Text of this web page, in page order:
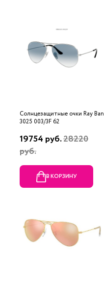
Солнцезащитные очки Ray Ban
3025 003/3F 62
19754 руб.28220
руб.
В КОРЗИНУ